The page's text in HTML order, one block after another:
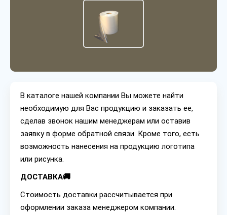
В каталоге нашей компании Вы можете найти
необходимую для Вас продукцию и заказать ее,
сделав звонок нашим менеджерам или оставив
заявку в форме обратной связи. Кроме того, есть
возможность нанесения на продукцию логотипа
или рисунка.
ДОСТАВКА🚚
Стоимость доставки рассчитывается при
оформлении заказа менеджером компании.